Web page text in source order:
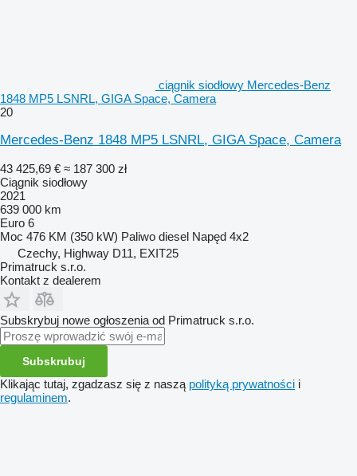
ciągnik siodłowy Mercedes-Benz
1848 MP5 LSNRL, GIGA Space, Camera
20
Mercedes-Benz 1848 MP5 LSNRL, GIGA Space, Camera
43 425,69 € ≈ 187 300 zł
Ciągnik siodłowy
2021
639 000 km
Euro 6
Moc 476 KM (350 kW) Paliwo diesel Napęd 4x2
Czechy, Highway D11, EXIT25
Primatruck s.r.o.
Kontakt z dealerem
Subskrybuj nowe ogłoszenia od Primatruck s.r.o.
Subskrubuj
Klikając tutaj, zgadzasz się z naszą polityką prywatności i
regulaminem.